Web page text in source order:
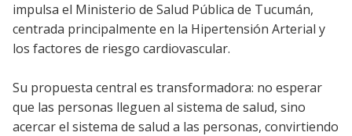
impulsa el Ministerio de Salud Pública de Tucumán,
centrada principalmente en la Hipertensión Arterial y
los factores de riesgo cardiovascular.
Su propuesta central es transformadora: no esperar
que las personas lleguen al sistema de salud, sino
acercar el sistema de salud a las personas, convirtiendo